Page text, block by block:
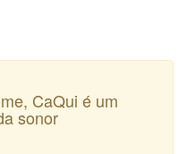
CaQui é um
sonor